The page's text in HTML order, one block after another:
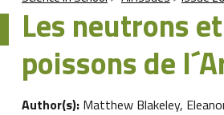
Les neutrons
poissons de
Author(s): Matthew Blakeley,